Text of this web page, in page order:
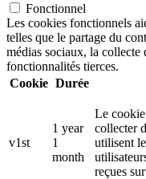
Fonctionnel
Les cookies fonctionnels
telles que le partage du
médias sociaux, la collecte
fonctionnalités tierces.
Cookie Durée
v1st
1 year
1
month
Le
collecter
utilisent
reçues